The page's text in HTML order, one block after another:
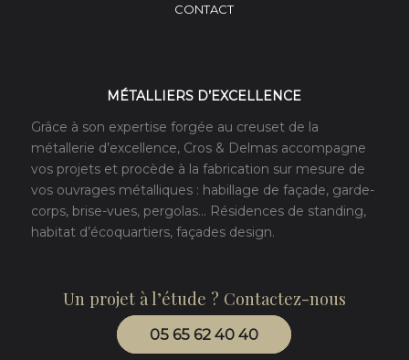
CONTACT
MÉTALLIERS D’EXCELLENCE
Grâce à son expertise forgée au creuset de la
métallerie d’excellence, Cros & Delmas accompagne
vos projets et procède à la fabrication sur mesure de
vos ouvrages métalliques : habillage de façade, garde-
corps, brise-vues, pergolas… Résidences de standing,
habitat d’écoquartiers, façades design.
Un projet à l’étude ? Contactez-nous
05 65 62 40 40